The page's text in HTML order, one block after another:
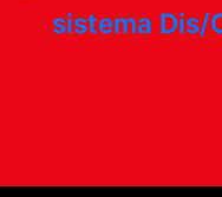
sistema Dis/